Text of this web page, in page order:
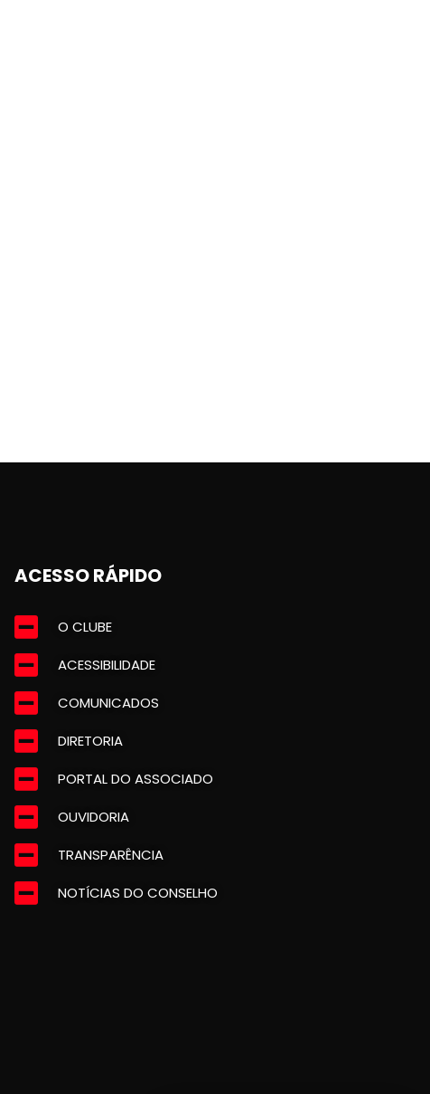
ACESSO RÁPIDO
O CLUBE
ACESSIBILIDADE
COMUNICADOS
DIRETORIA
PORTAL DO ASSOCIADO
OUVIDORIA
TRANSPARÊNCIA
NOTÍCIAS DO CONSELHO